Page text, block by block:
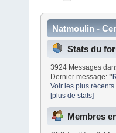
Natmoulin -
Stats du
3924 Messages
Dernier message:"
Voir les plus
[plus de stats]
Membres